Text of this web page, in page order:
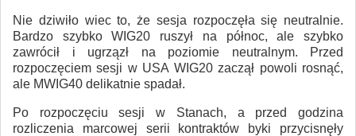
Nie dziwiło wiec to, że sesja rozpoczęła się neutralnie.
Bardzo szybko WIG20 ruszył na północ, ale szybko
zawrócił i ugrzązł na poziomie neutralnym. Przed
rozpoczęciem sesji w USA WIG20 zaczął powoli rosnąć,
ale MWIG40 delikatnie spadał.
Po rozpoczęciu sesji w Stanach, a przed godzina
rozliczenia marcowej serii kontraktów byki przycisnęły